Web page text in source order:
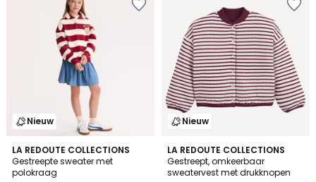
Nieuw
LA REDOUTE COLLECTIONS
Gestreepte sweater met
polokraag
Nieuw
LA REDOUTE COLLECTIONS
Gestreept, omkeerbaar
sweatervest met drukknopen